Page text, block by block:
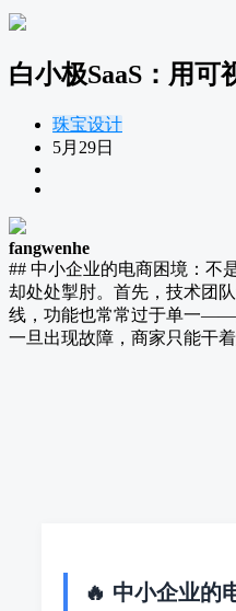
白小极SaaS：用
珠宝设计
5月29日
fangwenhe
## 中小企业的电商困境：不
却处处掣肘。首先，技术团
线，功能也常常过于单一——
一旦出现故障，商家只能干
🔥 中小企业的